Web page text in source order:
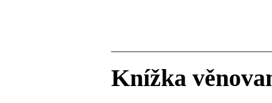
Knížka